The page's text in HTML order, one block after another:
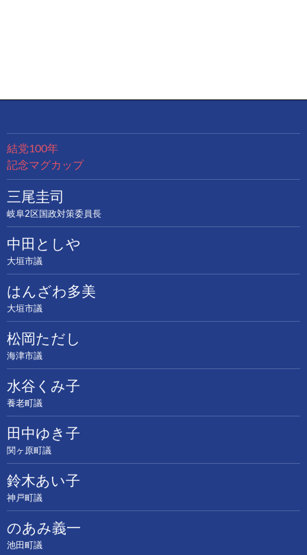
結党100年
記念マグカップ
三尾圭司
岐阜2区国政対策委員長
中田としや
大垣市議
はんざわ多美
大垣市議
松岡ただし
海津市議
水谷くみ子
養老町議
田中ゆき子
関ヶ原町議
鈴木あい子
神戸町議
のあみ義一
池田町議